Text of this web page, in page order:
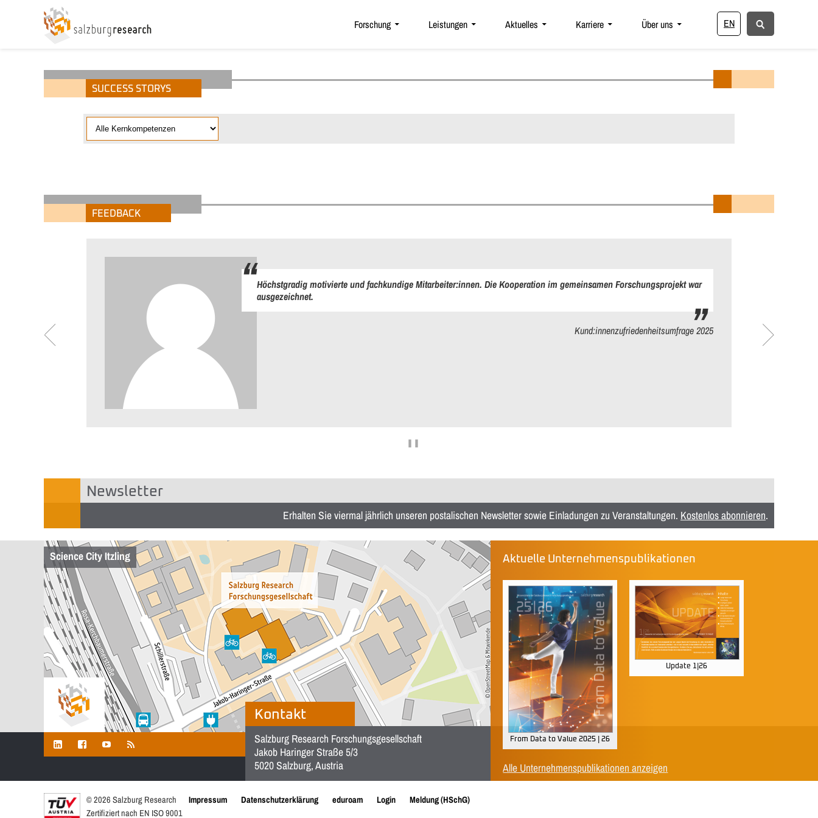
EN
Forschung Leistungen Aktuelles Karriere Über uns
SUCCESS STORYS
FEEDBACK
Höchstgradig motivierte und fachkundige Mitarbeiter:innen. Die Kooperation im gemeinsamen Forschungsprojekt war
ausgezeichnet.
Kund:innenzufriedenheitsumfrage 2025
❚❚
Newsletter
Erhalten Sie viermal jährlich unseren postalischen Newsletter sowie Einladungen zu Veranstaltungen. Kostenlos abonnieren.
Kontakt
Salzburg Research Forschungsgesellschaft
Jakob Haringer Straße 5/3
5020 Salzburg, Austria
Science City Itzling Aktuelle Unternehmenspublikationen
From Data to Value 2025 | 26
Update 1|26
Alle Unternehmenspublikationen anzeigen
© 2026 Salzburg Research Impressum Datenschutzerklärung eduroam Login
Meldung (HSchG)
Zertifiziert nach EN ISO 9001